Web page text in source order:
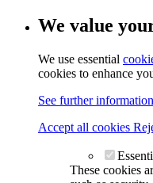
We value
We use essential
cookies to enhance
See further
Accept all cookies
These cookies